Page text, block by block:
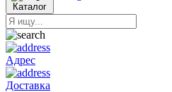
Каталог
Адрес
Доставка